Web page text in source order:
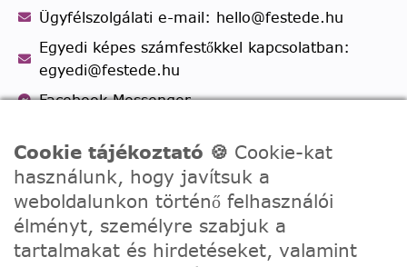
Ügyfélszolgálati e-mail: hello@festede.hu
Egyedi képes számfestőkkel kapcsolatban:
egyedi@festede.hu
Facebook Messenger
Cookie tájékoztató 🍪 Cookie-kat
használunk, hogy javítsuk a
weboldalunkon történő felhasználói
élményt, személyre szabjuk a
tartalmakat és hirdetéseket, valamint